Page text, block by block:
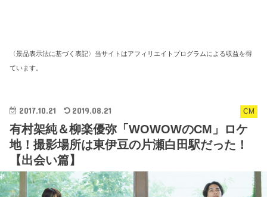
〈景品表示法に基づく表記〉当サイトはアフィリエイトプログラムによる収益を得
ています。
CM
2017.10.21 2019.08.21
有村架純＆柳楽優弥「WOWOWのCM」ロケ
地！撮影場所は東伊豆の片瀬白田駅だった！
【出会い篇】